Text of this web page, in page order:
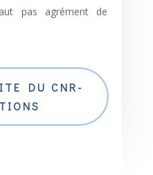
pas agrément de
DU CNR-